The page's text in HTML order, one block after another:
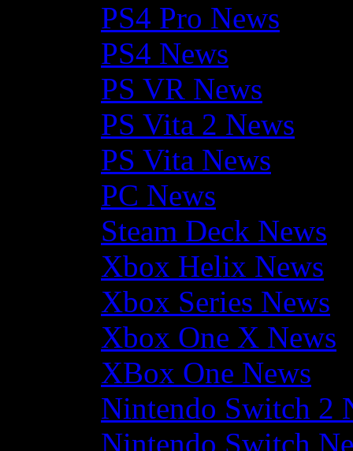
PS4 Pro News
PS4 News
PS VR News
PS Vita 2 News
PS Vita News
PC News
Steam Deck News
Xbox Helix News
Xbox Series News
Xbox One X News
XBox One News
Nintendo Switch 2
Nintendo Switch